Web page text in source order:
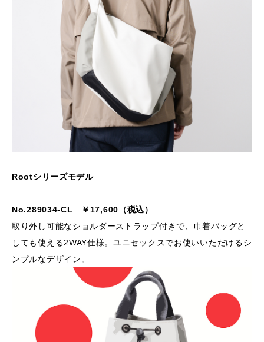
Rootシリーズモデル
No.289034-CL ￥17,600（税込）
取り外し可能なショルダーストラップ付きで、巾着バッグと
しても使える2WAY仕様。ユニセックスでお使いいただけるシ
ンプルなデザイン。